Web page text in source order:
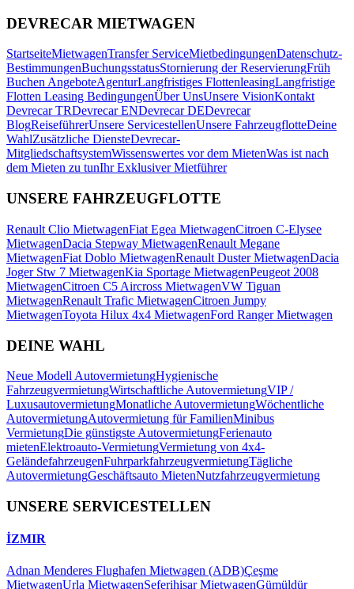
DEVRECAR MIETWAGEN
StartseiteMietwagenTransfer ServiceMietbedingungenDatenschutz-
BestimmungenBuchungsstatusStornierung der ReservierungFrüh
Buchen AngeboteAgenturLangfristiges FlottenleasingLangfristige
Flotten Leasing BedingungenÜber UnsUnsere VisionKontakt
Devrecar TRDevrecar ENDevrecar DEDevrecar
BlogReiseführerUnsere ServicestellenUnsere FahrzeugflotteDeine
WahlZusätzliche DiensteDevrecar-
MitgliedschaftsystemWissenswertes vor dem MietenWas ist nach
dem Mieten zu tunIhr Exklusiver Mietführer
UNSERE FAHRZEUGFLOTTE
Renault Clio MietwagenFiat Egea MietwagenCitroen C-Elysee
MietwagenDacia Stepway MietwagenRenault Megane
MietwagenFiat Doblo MietwagenRenault Duster MietwagenDacia
Joger Stw 7 MietwagenKia Sportage MietwagenPeugeot 2008
MietwagenCitroen C5 Aircross MietwagenVW Tiguan
MietwagenRenault Trafic MietwagenCitroen Jumpy
MietwagenToyota Hilux 4x4 MietwagenFord Ranger Mietwagen
DEINE WAHL
Neue Modell AutovermietungHygienische
FahrzeugvermietungWirtschaftliche AutovermietungVIP /
LuxusautovermietungMonatliche AutovermietungWöchentliche
AutovermietungAutovermietung für FamilienMinibus
VermietungDie günstigste AutovermietungFerienauto
mietenElektroauto-VermietungVermietung von 4x4-
GeländefahrzeugenFuhrparkfahrzeugvermietungTägliche
AutovermietungGeschäftsauto MietenNutzfahrzeugvermietung
UNSERE SERVICESTELLEN
İZMIR
Adnan Menderes Flughafen Mietwagen (ADB)Çeşme
MietwagenUrla MietwagenSeferihisar MietwagenGümüldür